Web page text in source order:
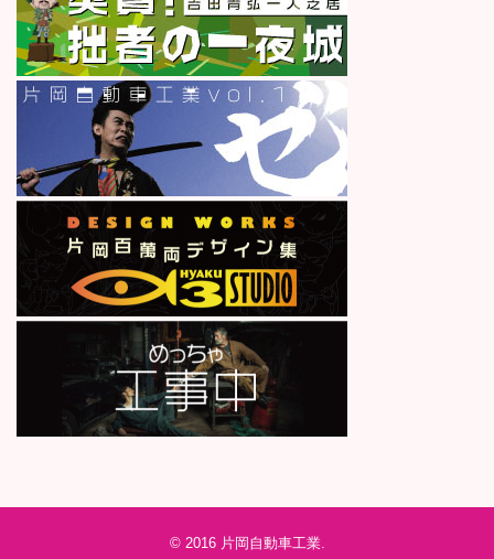
© 2016 片岡自動車工業.